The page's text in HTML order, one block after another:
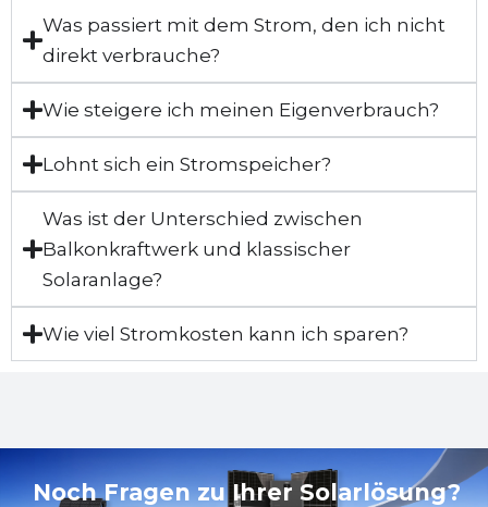
Was passiert mit dem Strom, den ich nicht
direkt verbrauche?
Wie steigere ich meinen Eigenverbrauch?
Lohnt sich ein Stromspeicher?
Was ist der Unterschied zwischen
Balkonkraftwerk und klassischer
Solaranlage?
Wie viel Stromkosten kann ich sparen?
Noch Fragen zu Ihrer Solarlösung?